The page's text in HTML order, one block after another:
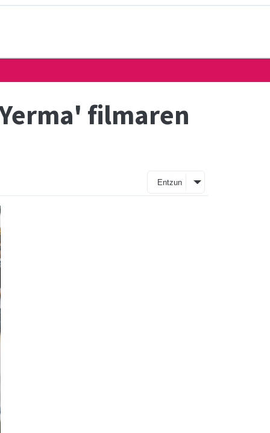
filmaren
Entzun